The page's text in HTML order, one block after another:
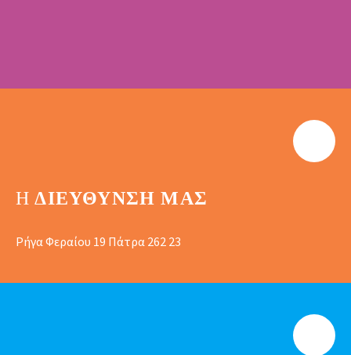
Η ΔΙΕΎΘΥΝΣΗ ΜΑΣ
Ρήγα Φεραίου 19 Πάτρα 262 23